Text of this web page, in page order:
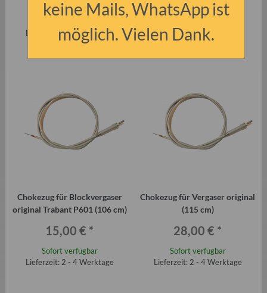
Lieferzeit: 2 - 4 Werktage
Momentan nicht verfügbar
Chokezug für Blockvergaser
original Trabant P601 (106 cm)
15,00 € *
Sofort verfügbar
Lieferzeit: 2 - 4 Werktage
Chokezug für Vergaser original
(115 cm)
28,00 € *
Sofort verfügbar
Lieferzeit: 2 - 4 Werktage
keine Mails, WhatsApp ist
möglich. Vielen Dank.